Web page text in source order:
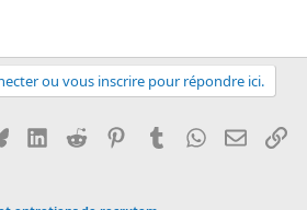
ou vous inscrire pour répondre ici.
BlueskyLinkedInReddit PinterestTumblrWhatsApp
Email